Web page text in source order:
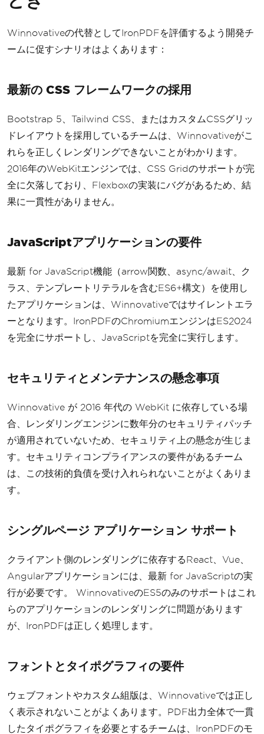
Winnovativeの代替としてIronPDFを評価するよう開発チ
ームに促すシナリオはよくあります：
最新の CSS フレームワークの採用
Bootstrap 5、Tailwind CSS、またはカスタムCSSグリッ
ドレイアウトを採用しているチームは、Winnovativeがこ
れらを正しくレンダリングできないことがわかります。
2016年のWebKitエンジンでは、CSS Gridのサポートが完
全に欠落しており、Flexboxの実装にバグがあるため、結
果に一貫性がありません。
JavaScriptアプリケーションの要件
最新 for JavaScript機能（arrow関数、async/await、ク
ラス、テンプレートリテラルを含むES6+構文）を使用し
たアプリケーションは、Winnovativeではサイレントエラ
ーとなります。IronPDFのChromiumエンジンはES2024
を完全にサポートし、JavaScriptを完全に実行します。
セキュリティとメンテナンスの懸念事項
Winnovative が 2016 年代の WebKit に依存している場
合、レンダリングエンジンに数年分のセキュリティパッチ
が適用されていないため、セキュリティ上の懸念が生じま
す。セキュリティコンプライアンスの要件があるチーム
は、この技術的負債を受け入れられないことがよくありま
す。
シングルページ アプリケーション サポート
クライアント側のレンダリングに依存するReact、Vue、
Angularアプリケーションには、最新 for JavaScriptの実
行が必要です。 WinnovativeのES5のみのサポートはこれ
らのアプリケーションのレンダリングに問題があります
が、IronPDFは正しく処理します。
フォントとタイポグラフィの要件
ウェブフォントやカスタム組版は、Winnovativeでは正し
く表示されないことがよくあります。PDF出力全体で一貫
したタイポグラフィを必要とするチームは、IronPDFのモ